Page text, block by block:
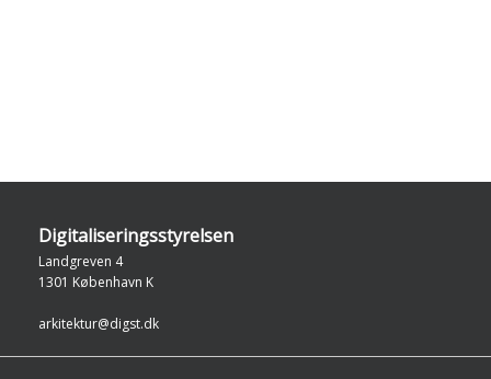
Digitaliseringsstyrelsen
Landgreven 4
1301 København K
arkitektur@digst.dk